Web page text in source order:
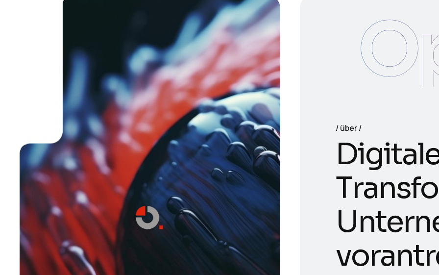
über
Digital
Transfo
Untern
vorantr